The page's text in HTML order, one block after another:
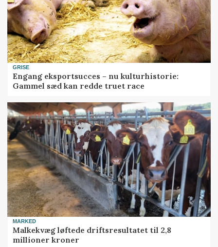
GRISE
Engang eksportsucces – nu kulturhistorie:
Gammel sæd kan redde truet race
MARKED
Malkekvæg løftede driftsresultatet til 2,8
millioner kroner